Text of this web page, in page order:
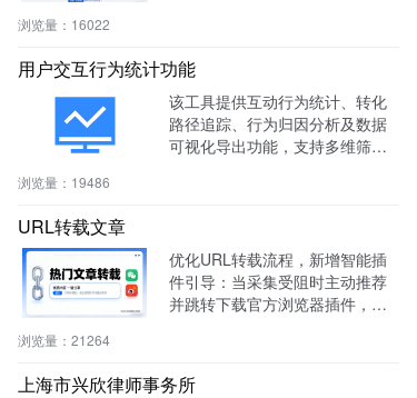
浏览量： 16022
用户交互行为统计功能
该工具提供互动行为统计、转化
路径追踪、行为归因分析及数据
可视化导出功能，支持多维筛选
浏览量： 19486
URL转载文章
优化URL转载流程，新增智能插
件引导：当采集受阻时主动推荐
并跳转下载官方浏览器插件，有
浏览量： 21264
上海市兴欣律师事务所